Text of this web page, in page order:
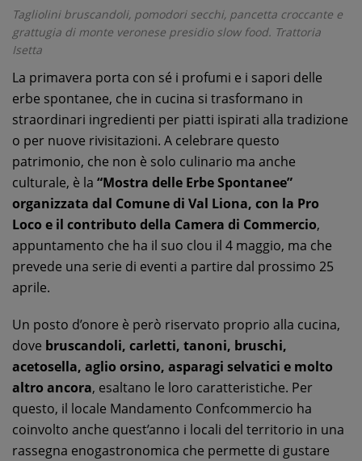
Tagliolini bruscandoli, pomodori secchi, pancetta croccante e
grattugia di monte veronese presidio slow food. Trattoria
Isetta
La primavera porta con sé i profumi e i sapori delle
erbe spontanee, che in cucina si trasformano in
straordinari ingredienti per piatti ispirati alla tradizione
o per nuove rivisitazioni. A celebrare questo
patrimonio, che non è solo culinario ma anche
culturale, è la “Mostra delle Erbe Spontanee”
organizzata dal Comune di Val Liona, con la Pro
Loco e il contributo della Camera di Commercio,
appuntamento che ha il suo clou il 4 maggio, ma che
prevede una serie di eventi a partire dal prossimo 25
aprile.
Un posto d’onore è però riservato proprio alla cucina,
dove bruscandoli, carletti, tanoni, bruschi,
acetosella, aglio orsino, asparagi selvatici e molto
altro ancora, esaltano le loro caratteristiche. Per
questo, il locale Mandamento Confcommercio ha
coinvolto anche quest’anno i locali del territorio in una
rassegna enogastronomica che permette di gustare